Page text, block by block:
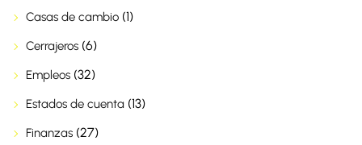
Casas de cambio (1)
Cerrajeros (6)
Empleos (32)
Estados de cuenta (13)
Finanzas (27)